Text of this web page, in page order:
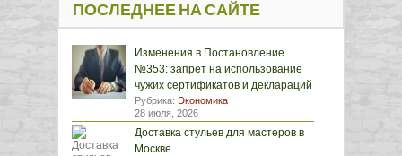
ПОСЛЕДНЕЕ НА САЙТЕ
Изменения в Постановление
№353: запрет на использование
чужих сертификатов и деклараций
Рубрика: Экономика
28 июля, 2026
Доставка стульев для мастеров в
Москве